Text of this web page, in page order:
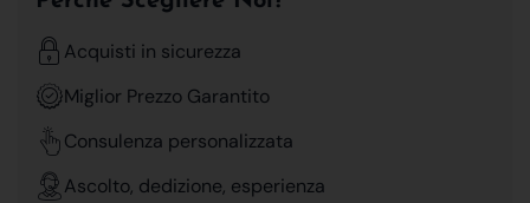
Acquisti in sicurezza
Miglior Prezzo Garantito
Consulenza personalizzata
Ascolto, dedizione, esperienza